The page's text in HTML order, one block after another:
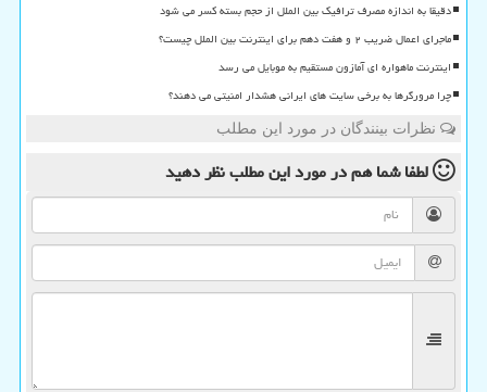
دقیقا به اندازه مصرف ترافیک بین الملل از حجم بسته کسر می شود
ماجرای اعمال ضریب ۲ و هفت دهم برای اینترنت بین الملل چیست؟
اینترنت ماهواره ای آمازون مستقیم به موبایل می رسد
چرا مرورگرها به برخی سایت های ایرانی هشدار امنیتی می دهند؟
نظرات بینندگان در مورد این مطلب
لطفا شما همدر مورد این مطلبنظر دهید